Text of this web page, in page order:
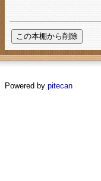
Powered by pitecan